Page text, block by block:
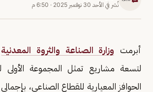
نُشر في الأحد 30 نوفمبر 2025 · 6:50 م
أبرمت وزارة الصناعة والثروة المعدنية
لتسعة مشاريع تمثل المجموعة
الحوافز المعيارية للقطاع الصناعي،